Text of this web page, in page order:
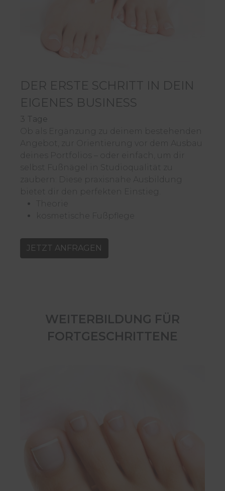
DER ERSTE SCHRITT IN DEIN
EIGENES BUSINESS
3 Tage
Ob als Ergänzung zu deinem bestehenden
Angebot, zur Orientierung vor dem Ausbau
deines Portfolios – oder einfach, um dir
selbst Fußnägel in Studioqualität zu
zaubern: Diese praxisnahe Ausbildung
bietet dir den perfekten Einstieg.
Theorie
kosmetische Fußpflege
JETZT ANFRAGEN
WEITERBILDUNG FÜR
FORTGESCHRITTENE